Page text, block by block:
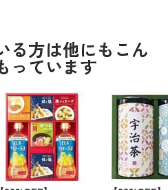
る方は他にもこん
っています